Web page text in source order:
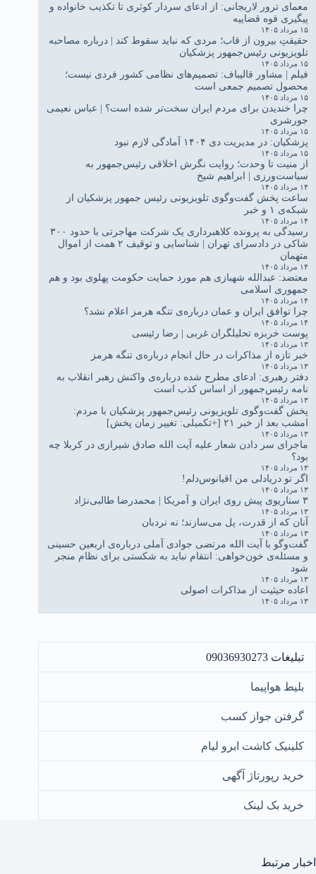
معمای ترور لاریجانی: از ادعای سردار کوثری تا تکذیب خانواده و
پیگیری قوه قضاییه
۱۵ مرداد ۱۴۰۵
حقیقتِ بیرون از قاب؛ مردی که نباید سقوط کند | درباره مصاحبه
تلویزیونی رئیس‌جمهور پزشکیان
۱۵ مرداد ۱۴۰۵
فیلم | مشاور قالیباف: تصمیم‌های نظامی کشور فردی نیست؛
محصول تصمیم جمعی است
۱۵ مرداد ۱۴۰۵
چرا خندیدن برای مردم ایران سخت‌تر شده است؟ | عباس نعیمی
جورشری
۱۵ مرداد ۱۴۰۵
پزشکیان: در مدیریت دی ۱۴۰۴ آمادگی لازم نبود
۱۵ مرداد ۱۴۰۵
از منیت تا وحدت؛ روایت نگرش اخلاقی رئیس‌جمهور به
سیاست‌ورزی | ابراهیم شیخ
۱۴ مرداد ۱۴۰۵
ساعت پخش گفت‌وگوی تلویزیونی رئیس جمهور پزشکیان از
شبکه‌ی ۱ و خبر
۱۴ مرداد ۱۴۰۵
رسیدگی به پرونده کلاهبرداری یک شرکت مهاجرتی با حدود ۳۰۰
شاکی در دادسرای تهران | شناسایی و توقیف ۲ همت از اموال
متهمان
۱۴ مرداد ۱۴۰۵
معتضد: عبدالله شهبازی هم مورد حمایت حکومت پهلوی بود و هم
جمهوری اسلامی
۱۴ مرداد ۱۴۰۵
چرا توافق ایران و عمان درباره‌ی تنگه هرمز اعلام نشد؟
۱۴ مرداد ۱۴۰۵
پوست خربزه تحلیلگران غربی | رضا رئیسی
۱۳ مرداد ۱۴۰۵
خبر تازه از مذاکرات در حال انجام درباره‌ی تنگه هرمز
۱۳ مرداد ۱۴۰۵
دفتر رهبری: ادعای مطرح شده درباره‌ی واکنش رهبر انقلاب به
نامه رئیس‌جمهور از اساس کذب است
۱۳ مرداد ۱۴۰۵
پخش گفت‌وگوی تلویزیونی رئیس‌جمهور پزشکیان با مردم:
امشب بعد از خبر ۲۱ [+تکمیلی: تغییر زمان پخش]
۱۳ مرداد ۱۴۰۵
ماجرای سر دادن شعار علیه آیت الله صادق شیرازی در کربلا چه
بود؟
۱۳ مرداد ۱۴۰۵
اگر تو دریادلی من اقیانوس‌دلم!
۱۳ مرداد ۱۴۰۵
۳ سناریوی پیش روی ایران و آمریکا | محمدرضا طالبی‌نژاد
۱۳ مرداد ۱۴۰۵
آنان که از قدرت، پل می‌سازند؛ نه نردبان
۱۳ مرداد ۱۴۰۵
گفت‌وگو با آیت الله مرتضی جوادی آملی درباره‌ی اربعین حسینی
و مسئله‌ی خون‌خواهی: انتقام نباید به شکستی برای نظام منجر
شود
۱۳ مرداد ۱۴۰۵
اعاده حیثیت از مذاکرات اصولی
۱۳ مرداد ۱۴۰۵
تبلیغات 09036930273
بلیط هواپیما
گرفتن جواز کسب
کلینیک کاشت ابرو لیام
خرید رپورتاژ آگهی
خرید بک لینک
اخبار مرتبط